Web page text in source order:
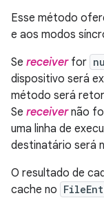
Esse método
e aos modos
Se receiverfor
dispositivo será
método será
Se receivernão
uma linha de
destinatário será
O resultado de
cache no